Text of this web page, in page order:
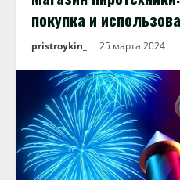
покупка и
pristroykin_ 25 марта 2024